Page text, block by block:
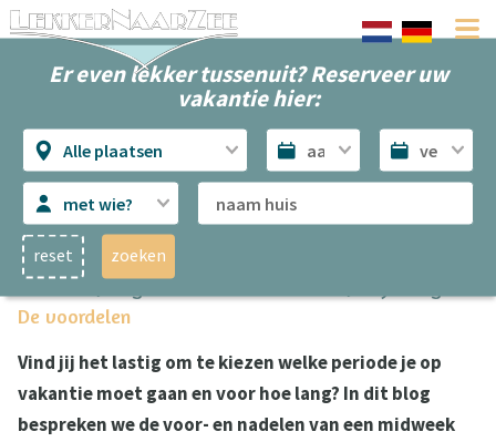
Er even lekker tussenuit? Reserveer uw
vakantie hier:
Alle plaatsen
met wie?
zoeken
reset
Midweek weg naar zee versus. weekendje weg
De voordelen
Vind jij het lastig om te kiezen welke periode je op
vakantie moet gaan en voor hoe lang? In dit blog
bespreken we de voor- en nadelen van een midweek